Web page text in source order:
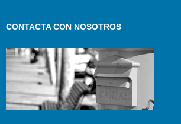
CONTACTA CON NOSOTROS